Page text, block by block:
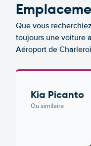
Que vous
toujours une voiture
Aéroport de Charleroi
Kia Picanto
Ou similaire